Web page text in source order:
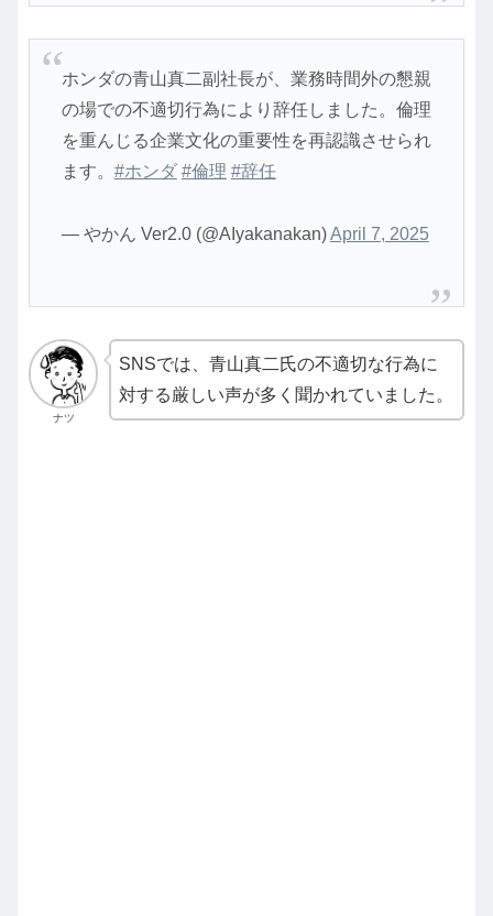
ホンダの青山真二副社長が、業務時間外の懇親
の場での不適切行為により辞任しました。倫理
を重んじる企業文化の重要性を再認識させられ
ます。 #ホンダ #倫理 #辞任
— やかん Ver2.0 (@AIyakanakan)April 7, 2025
ナツ
SNSでは、青山真二氏の不適切な行為に
対する厳しい声が多く聞かれていました。